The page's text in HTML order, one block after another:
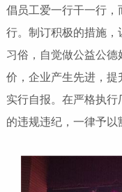
倡员工爱一行干一行，
行。制订积极的措施
习俗，自觉做公益公
价，企业产生先进，
实行自报。在严格执
的违规违纪，一律予以